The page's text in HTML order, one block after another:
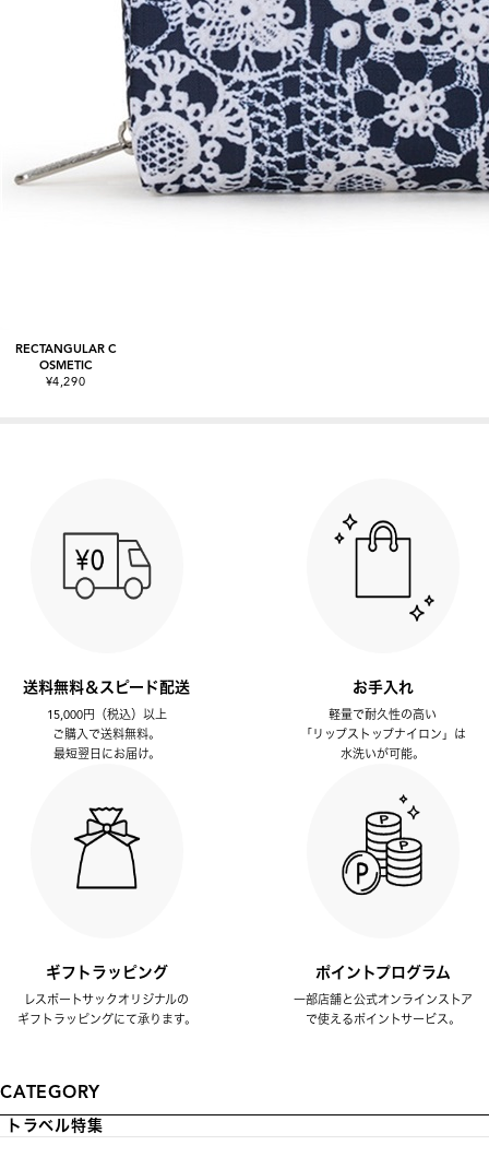
RECTANGULAR C
OSMETIC
¥4,290
送料無料＆スピード配送
15,000円（税込）以上
ご購入で送料無料。
最短翌日にお届け。
お手入れ
軽量で耐久性の高い
「リップストップナイロン」は
水洗いが可能。
ギフトラッピング
レスポートサックオリジナルの
ギフトラッピングにて承ります。
ポイントプログラム
一部店舗と公式オンラインストア
で使えるポイントサービス。
CATEGORY
トラベル特集